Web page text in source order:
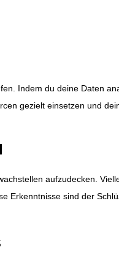
Indem du deine Daten
gezielt einsetzen und
aufzudecken.
Erkenntnisse sind der